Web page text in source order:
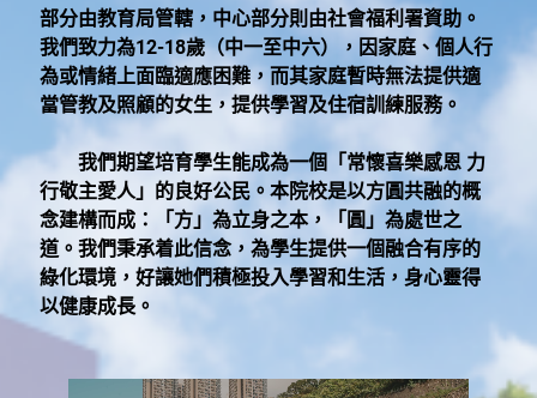
部分由教育局管轄，中心部分則由社會福利署資助。
我們致力為12-18歲（中一至中六），因家庭、個人行
為或情緒上面臨適應困難，而其家庭暫時無法提供適
當管教及照顧的女生，提供學習及住宿訓練服務。
我們期望培育學生能成為一個「常懷喜樂感恩 力
行敬主愛人」的良好公民。本院校是以方圓共融的概
念建構而成：「方」為立身之本，「圓」為處世之
道。我們秉承着此信念，為學生提供一個融合有序的
綠化環境，好讓她們積極投入學習和生活，身心靈得
以健康成長。